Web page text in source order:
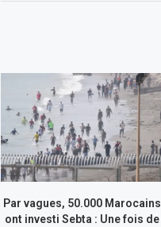
Par vagues, 50.000 Marocains
ont investi Sebta : Une fois de